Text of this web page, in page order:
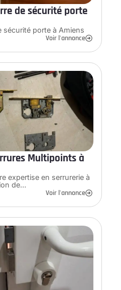
de sécurité porte
sécurité porte à Amiens
Voir l'annonce
Multipoints à
expertise en serrurerie à
de…
Voir l'annonce